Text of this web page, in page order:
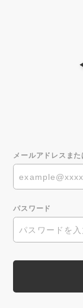
メールアドレスま
パスワード